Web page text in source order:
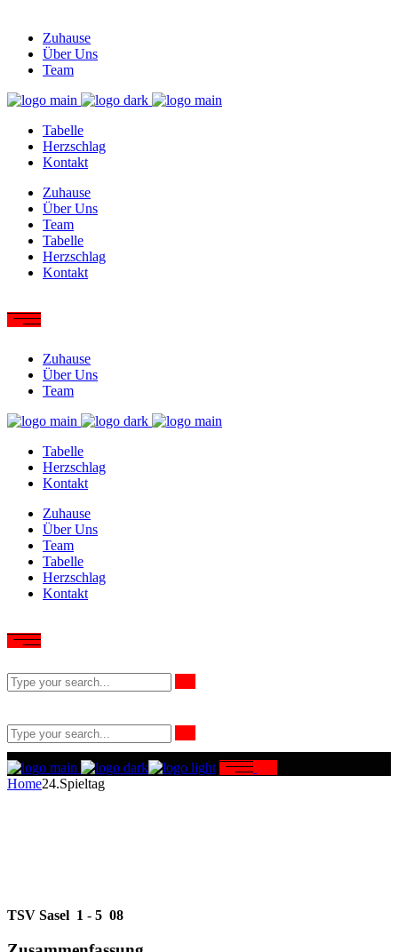
Zuhause
Über Uns
Team
Tabelle
Herzschlag
Kontakt
Zuhause
Über Uns
Team
Tabelle
Herzschlag
Kontakt
Zuhause
Über Uns
Team
Tabelle
Herzschlag
Kontakt
Zuhause
Über Uns
Team
Tabelle
Herzschlag
Kontakt
Home24.Spieltag
TSV Sasel 1 - 5 08